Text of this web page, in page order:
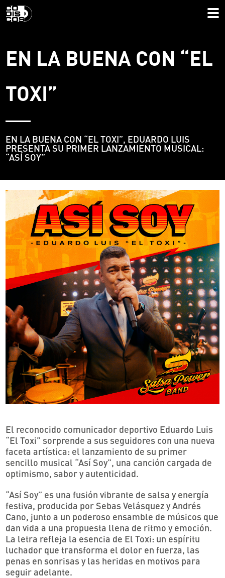
EN LA BUENA CON “EL
TOXI”
EN LA BUENA CON “EL TOXI”, EDUARDO LUIS
PRESENTA SU PRIMER LANZAMIENTO MUSICAL:
“ASÍ SOY”
El reconocido comunicador deportivo Eduardo Luis
“El Toxi” sorprende a sus seguidores con una nueva
faceta artística: el lanzamiento de su primer
sencillo musical “Así Soy”, una canción cargada de
optimismo, sabor y autenticidad.
“Así Soy” es una fusión vibrante de salsa y energía
festiva, producida por Sebas Velásquez y Andrés
Cano, junto a un poderoso ensamble de músicos que
dan vida a una propuesta llena de ritmo y emoción.
La letra refleja la esencia de El Toxi: un espíritu
luchador que transforma el dolor en fuerza, las
penas en sonrisas y las heridas en motivos para
seguir adelante.